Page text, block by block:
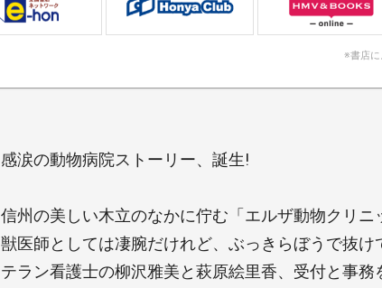
※書店に
感涙の動物病院ストーリー、誕生!
信州の美しい木立のなかに佇む「エルザ動物クリニ
獣医師としては凄腕だけれど、ぶっきらぼうで抜
テラン看護士の柳沢雅美と萩原絵里香、受付と事